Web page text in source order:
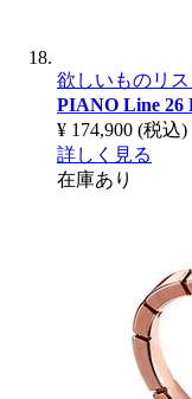
欲しいものリ
PIANO Line 26
¥ 174,900 (税込)
詳しく見る
在庫あり